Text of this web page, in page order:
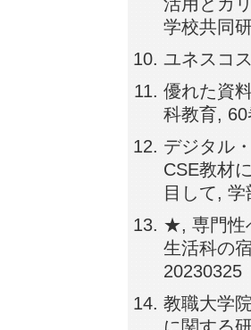
学校共同
ユネスコ
優れた資
科教育,
デジタル
CSE教材
目して,
★, 専門性
生活科の
20230325
教職大学